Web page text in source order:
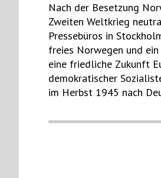
Nach der Besetzung
Zweiten Weltkrieg
Pressebüros in
freies Norwegen und
eine friedliche Zukunft
demokratischer
im Herbst 1945 nach